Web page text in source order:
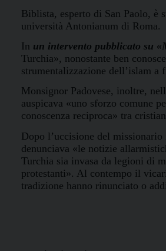
Biblista, esperto di San Paolo, è
università Antonianum di Roma.
In un intervento pubblicato su
Turchia», nonostante ben
strumentalizzazione dell’islam
Monsignor Padovese, inoltre,
auspicava «uno sforzo comune
conoscenza reciproca» tra
Dopo l’uccisione del missionario
denunciava «le notizie
Turchia sia invasa da legioni di
protestanti». Al contempo il
tradizione hanno rinunciato o